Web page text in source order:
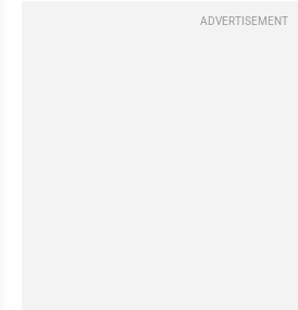
ADVERTISEMENT